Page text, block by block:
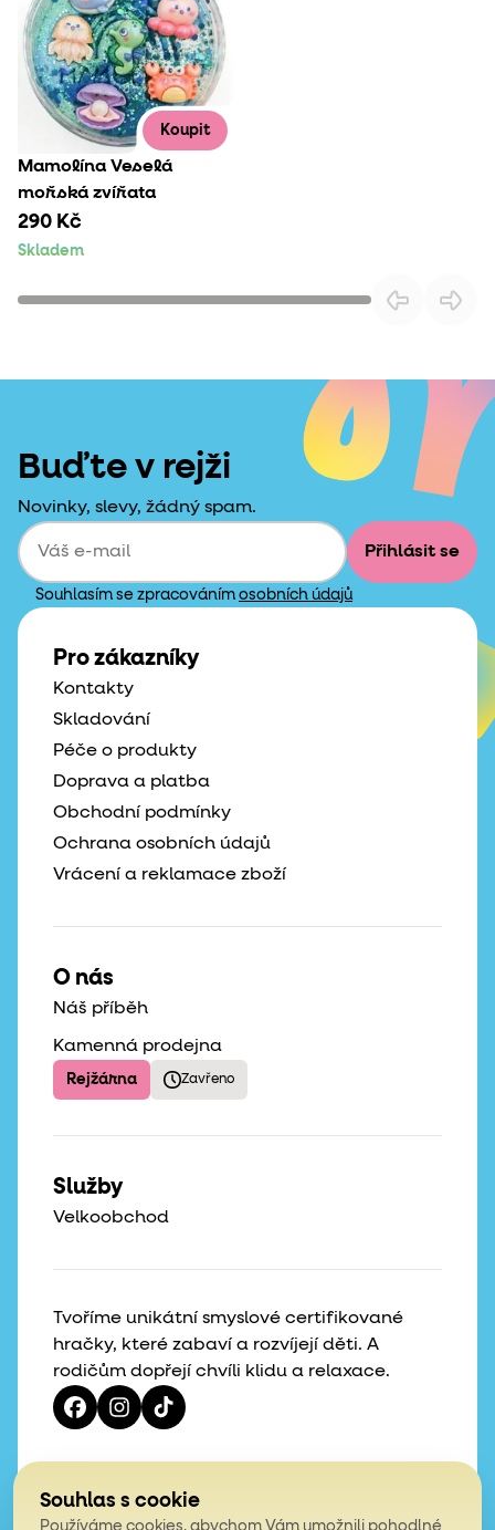
Koupit
Mamolína Veselá
mořská zvířata
290 Kč
Skladem
Buďte v rejži
Novinky, slevy, žádný spam.
Přihlásit se
Souhlasím se zpracováním osobních údajů
Tvoříme unikátní smyslové certifikované
hračky, které zabaví a rozvíjejí děti. A
rodičům dopřejí chvíli klidu a relaxace.
Pro zákazníky
Kontakty
Skladování
Péče o produkty
Doprava a platba
Obchodní podmínky
Ochrana osobních údajů
Vrácení a reklamace zboží
O nás
Náš příběh
Kamenná prodejna
Rejžárna Zavřeno
Služby
Velkoobchod
Souhlas s cookie
Používáme cookies, abychom Vám umožnili pohodlné